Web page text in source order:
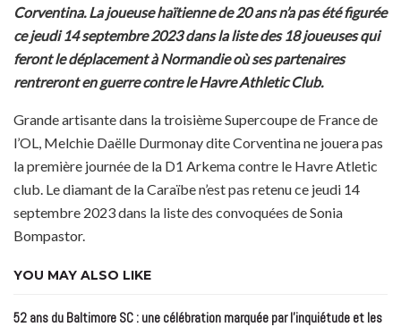
Corventina. La joueuse haïtienne de 20 ans n’a pas été figurée
ce jeudi 14 septembre 2023 dans la liste des 18 joueuses qui
feront le déplacement à Normandie où ses partenaires
rentreront en guerre contre le Havre Athletic Club.
Grande artisante dans la troisième Supercoupe de France de
l’OL, Melchie Daëlle Durmonay dite Corventina ne jouera pas
la première journée de la D1 Arkema contre le Havre Atletic
club. Le diamant de la Caraïbe n’est pas retenu ce jeudi 14
septembre 2023 dans la liste des convoquées de Sonia
Bompastor.
YOU MAY ALSO LIKE
52 ans du Baltimore SC : une célébration marquée par l’inquiétude et les